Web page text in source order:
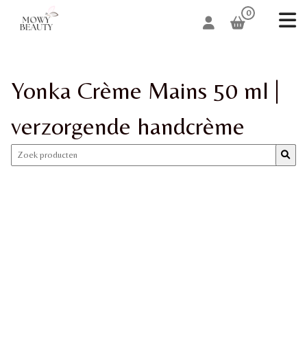
0
Yonka Crème Mains 50 ml |
verzorgende handcrème